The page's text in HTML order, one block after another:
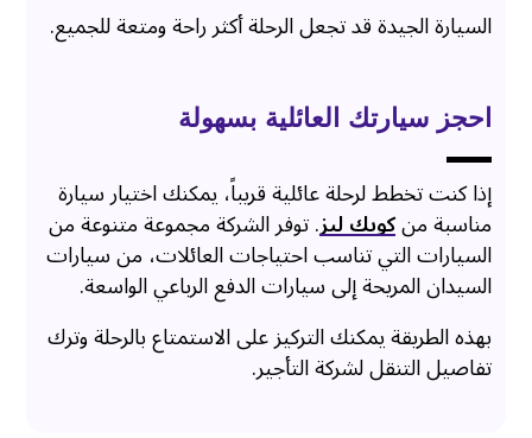
السيارة الجيدة قد تجعل الرحلة أكثر راحة ومتعة للجميع.
احجز سيارتك العائلية بسهولة
إذا كنت تخطط لرحلة عائلية قريباً، يمكنك اختيار سيارة
مناسبة منكويك ليز. توفر الشركة مجموعة متنوعة من
السيارات التي تناسب احتياجات العائلات، من سيارات
السيدان المريحة إلى سيارات الدفع الرباعي الواسعة.
بهذه الطريقة يمكنك التركيز على الاستمتاع بالرحلة وترك
تفاصيل التنقل لشركة التأجير.